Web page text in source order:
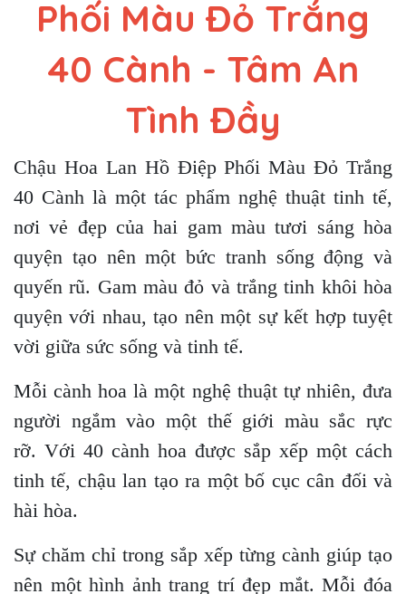
Phối Màu Đỏ Trắng
40 Cành - Tâm An
Tình Đầy
Chậu Hoa Lan Hồ Điệp Phối Màu Đỏ Trắng
40 Cành là một tác phẩm nghệ thuật tinh tế,
nơi vẻ đẹp của hai gam màu tươi sáng hòa
quyện tạo nên một bức tranh sống động và
quyến rũ. Gam màu đỏ và trắng tinh khôi hòa
quyện với nhau, tạo nên một sự kết hợp tuyệt
vời giữa sức sống và tinh tế.
Mỗi cành hoa là một nghệ thuật tự nhiên, đưa
người ngắm vào một thế giới màu sắc rực
rỡ. Với 40 cành hoa được sắp xếp một cách
tinh tế, chậu lan tạo ra một bố cục cân đối và
hài hòa.
Sự chăm chỉ trong sắp xếp từng cành giúp tạo
nên một hình ảnh trang trí đẹp mắt. Mỗi đóa